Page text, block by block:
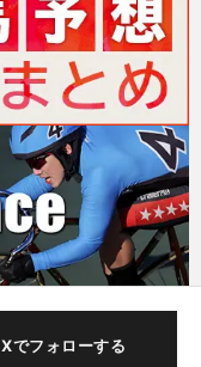
Xでフォローする